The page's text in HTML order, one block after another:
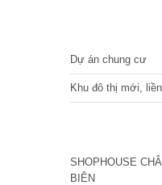
Dự án chung cư
Khu đô thị mới,
SHOPHOUSE
BIÊN